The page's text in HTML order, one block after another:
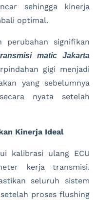
sehingga kinerja
optimal.
perubahan signifikan
matic Jakarta
gigi menjadi
yang sebelumnya
nyata setelah
Kinerja Ideal
kalibrasi ulang ECU
kerja transmisi.
seluruh sistem
proses flushing